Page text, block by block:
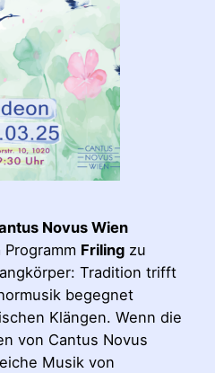
Novus Wien
Friling zu
Tradition trifft
begegnet
Klängen. Wenn die
von Cantus Novus
Musik von